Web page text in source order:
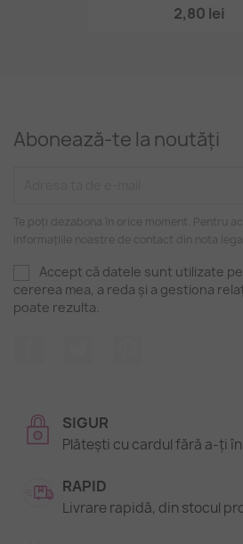
2,80 lei
Abonează-te la noutăți
Te poți dezabona în orice moment. Pentru
informațiile noastre de contact din nota
Accept că datele sunt utilizate
cererea mea, a reda și a gestiona
poate rezulta.
SIGUR
Plătești cu cardul fără a-ți
RAPID
Livrare rapidă, din stocul